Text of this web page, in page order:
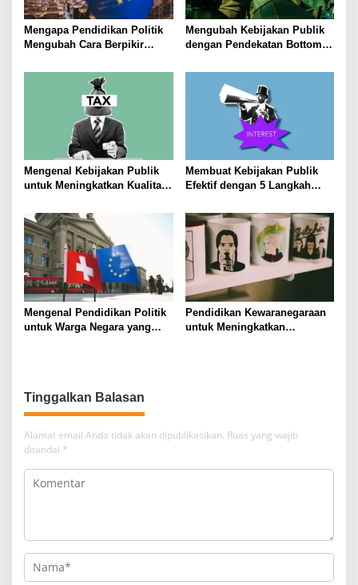
Mengapa Pendidikan Politik
Mengubah Cara Berpikir
Mengubah Kebijakan Publik
dengan Pendekatan Bottom-
Mengenal Kebijakan Publik
untuk Meningkatkan Kualitas
Membuat Kebijakan Publik
Efektif dengan 5 Langkah
Mengenal Pendidikan Politik
untuk Warga Negara yang
Pendidikan Kewaranegaraan
untuk Meningkatkan
Tinggalkan Balasan
Alamat email Anda tidak akan dipublikasikan. Ruas yang wajib
ditandai *